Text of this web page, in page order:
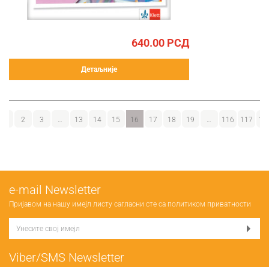
640.00 РСД
Детаљније
2 3 13 14 15 16 17 18 19 116 117
е-mail Newsletter
Пријавом на нашу имејл листу сагласни сте са политиком приватности
Viber/SMS Newsletter